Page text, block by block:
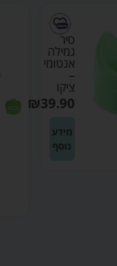
גמילה
אנטומי
₪39.90